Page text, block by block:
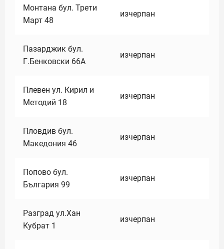
Монтана бул. Трети
Март 48
изчерпан
Пазарджик бул.
Г.Бенковски 66А
изчерпан
Плевен ул. Кирил и
Методий 18
изчерпан
Пловдив бул.
Македония 46
изчерпан
Попово бул.
България 99
изчерпан
Разград ул.Хан
Кубрат 1
изчерпан